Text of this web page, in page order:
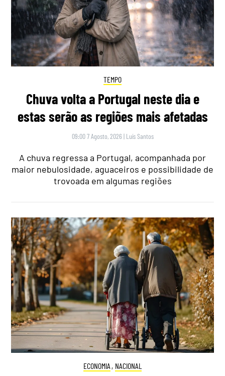
TEMPO
Chuva volta a Portugal neste dia e
estas serão as regiões mais afetadas
09:00 7 Agosto, 2026 | Luís Santos
A chuva regressa a Portugal, acompanhada por
maior nebulosidade, aguaceiros e possibilidade de
trovoada em algumas regiões
ECONOMIA , NACIONAL